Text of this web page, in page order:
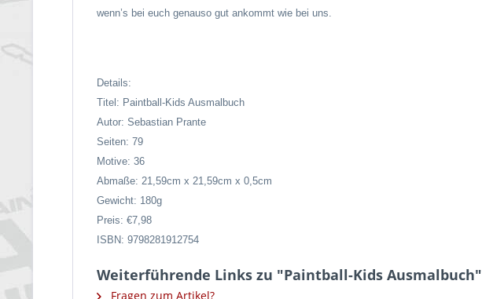
wenn’s bei euch genauso gut ankommt wie bei uns.
Details:
Titel: Paintball-Kids Ausmalbuch
Autor: Sebastian Prante
Seiten: 79
Motive: 36
Abmaße: 21,59cm x 21,59cm x 0,5cm
Gewicht: 180g
Preis: €7,98
ISBN: 9798281912754
Weiterführende Links zu "Paintball-Kids Ausmalbuch"
Fragen zum Artikel?